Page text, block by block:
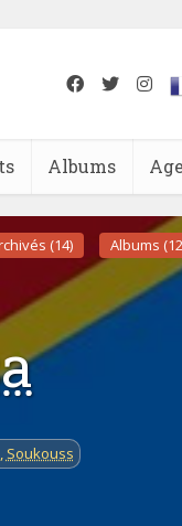
Albums
(14) Albums
, Soukouss